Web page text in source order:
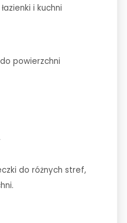
i kuchni
powierzchni
do różnych stref,